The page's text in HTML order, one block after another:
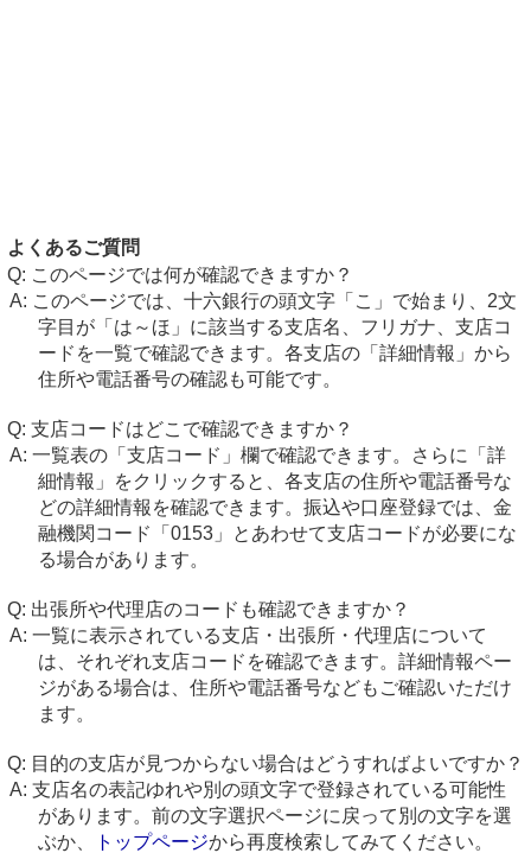
よくあるご質問
このページでは何が確認できますか？
このページでは、十六銀行の頭文字「こ」で始まり、2文
字目が「は～ほ」に該当する支店名、フリガナ、支店コ
ードを一覧で確認できます。各支店の「詳細情報」から
住所や電話番号の確認も可能です。
支店コードはどこで確認できますか？
一覧表の「支店コード」欄で確認できます。さらに「詳
細情報」をクリックすると、各支店の住所や電話番号な
どの詳細情報を確認できます。振込や口座登録では、金
融機関コード「0153」とあわせて支店コードが必要にな
る場合があります。
出張所や代理店のコードも確認できますか？
一覧に表示されている支店・出張所・代理店について
は、それぞれ支店コードを確認できます。詳細情報ペー
ジがある場合は、住所や電話番号などもご確認いただけ
ます。
目的の支店が見つからない場合はどうすればよいですか？
支店名の表記ゆれや別の頭文字で登録されている可能性
があります。前の文字選択ページに戻って別の文字を選
ぶか、
トップページから再度検索してみてください。